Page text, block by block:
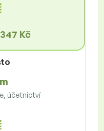
Kč
účetnictví